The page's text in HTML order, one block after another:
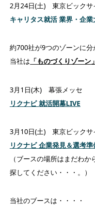
2月24日(土) 東京ビックサ
キャリタス就活 業界・企
約700社が9つのゾーンに分
当社は 「ものづくりゾーン」
3月1日(木) 幕張メッセ
リクナビ 就活開幕LIVE
3月10日(土) 東京ビックサ
リクナビ 企業発見＆選考準
（ブースの場所はまだわ
探してください・・・。）
当社のブースは・・・・